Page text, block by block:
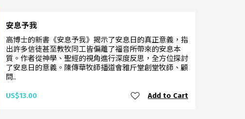
安息予我
高博士的新書《安息予我》揭示了安息日的真正意義，指
出許多信徒甚至教牧同工皆偏離了福音所帶來的安息本
質。作者從神學、聖經的視角進行深度反思，全方位探討
了安息日的意義。陳傳華牧師播道會雅斤堂創堂牧師、顧
問..
US$13.00 Add to Cart